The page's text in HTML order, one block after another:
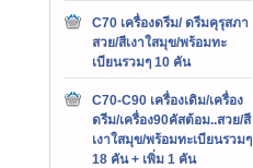
C70 เครื่องดรีม/ ดรีมคุรุสภา
สวย/สีเงาใสมุข/พร้อมทะ
เบียนรวมๆ 10 คัน
C70-C90 เครื่องเดิม/เครื่อง
ดรีม/เครื่อง90คัสต้อม..สวย/สี
เงาใสมุข/พร้อมทะเบียนรวมๆ
18 คัน + เพิ่ม 1 คัน